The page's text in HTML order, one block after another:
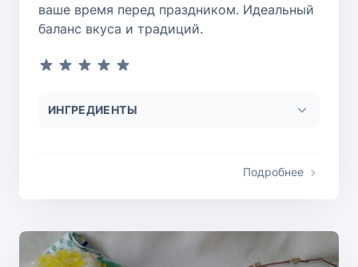
ваше время перед праздником. Идеальный
баланс вкуса и традиций.
ИНГРЕДИЕНТЫ
Подробнее